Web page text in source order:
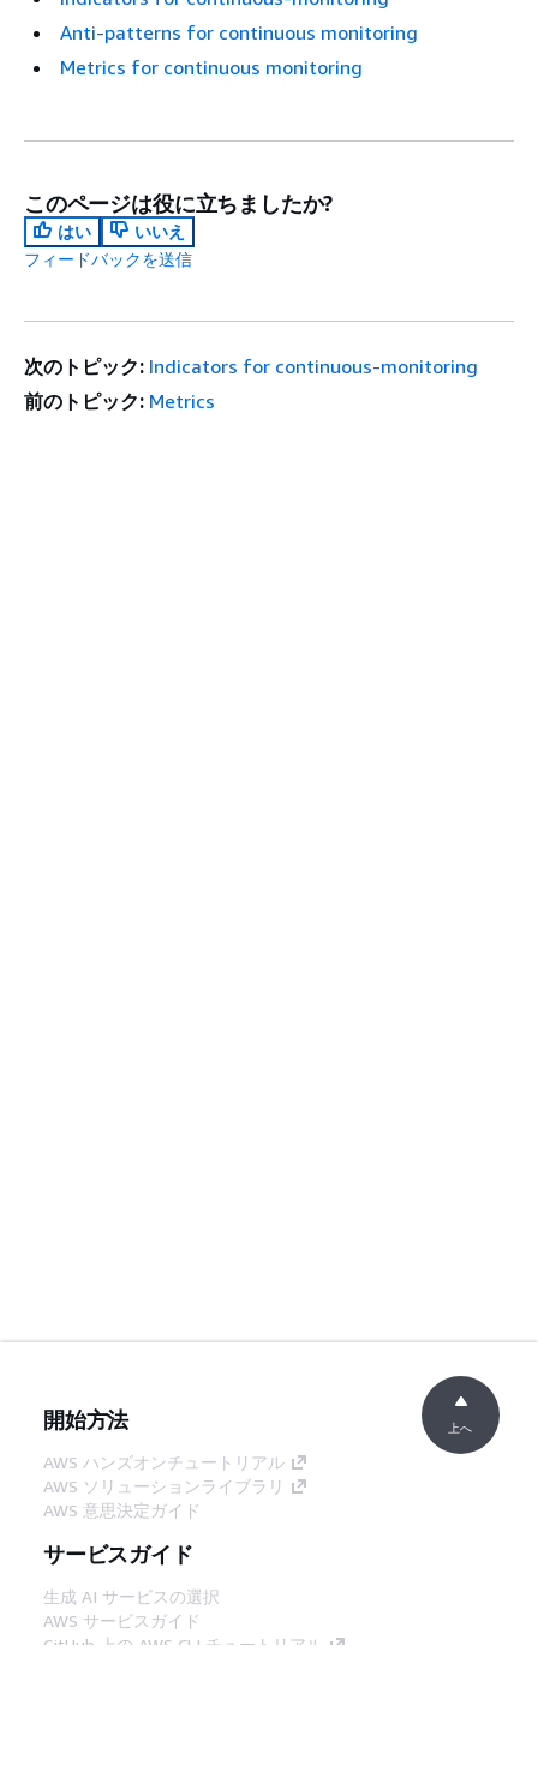
Anti-patterns for continuous monitoring
Metrics for continuous monitoring
このページは役に立ちましたか?
はい
いいえ
フィードバックを送信
次のトピック: Indicators for continuous-monitoring
前のトピック: Metrics
開始方法
AWS ハンズオンチュートリアル
AWS ソリューションライブラリ
AWS 意思決定ガイド
サービスガイド
生成 AI サービスの選択
AWS サービスガイド
GitHub 上の AWS CLI チュートリアル
上へ